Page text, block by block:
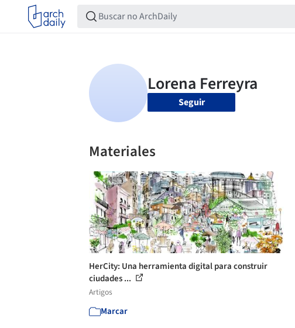
Seguir
Materiales
HerCity: Una herramienta digital para construir
ciudades ...
Artigos
Marcar